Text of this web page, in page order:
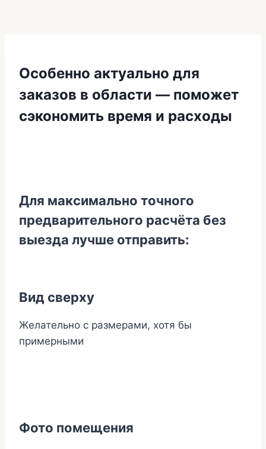
Особенно актуально для
заказов в области — поможет
сэкономить время и расходы
Для максимально точного
предварительного расчёта без
выезда лучше отправить:
Вид сверху
Желательно с размерами, хотя бы
примерными
Фото помещения